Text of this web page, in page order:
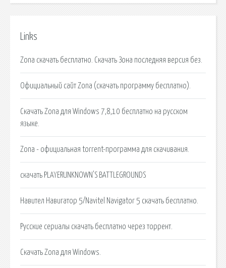
Links
Zona скачать бесплатно. Скачать Зона последняя версия без.
Официальный сайт Zona (скачать программу бесплатно).
Скачать Zona для Windows 7,8,10 бесплатно на русском
языке.
Zona - официальная torrent-программа для скачивания.
скачать PLAYERUNKNOWN'S BATTLEGROUNDS
Навител Навигатор 5/Navitel Navigator 5 скачать бесплатно.
Русские сериалы скачать бесплатно через торрент.
Скачать Zona для Windows.